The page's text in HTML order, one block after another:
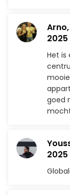
Arno,
2025
Het is
goed
2025